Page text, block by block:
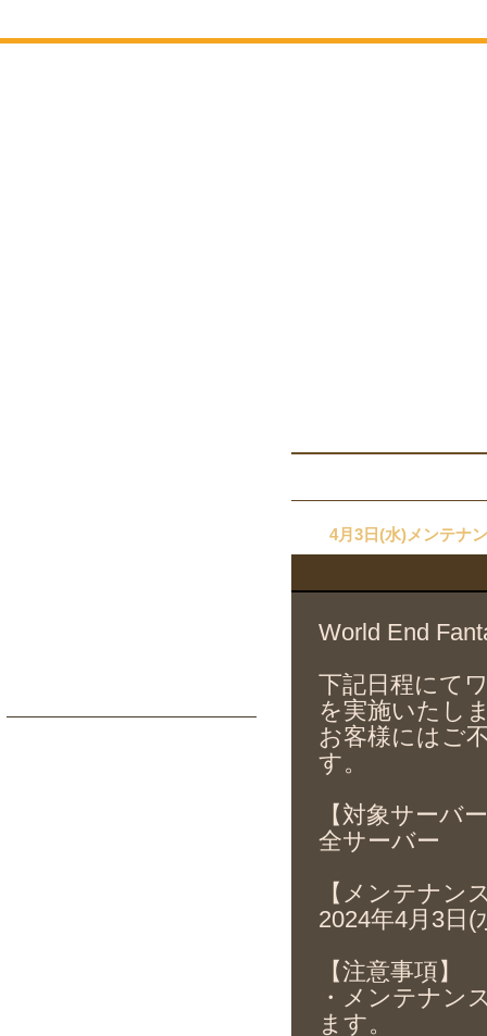
4月3日(水)メンテナ
World End
下記日程にて
を実施いたし
お客様にはご
す。
【対象サーバ
全サーバー
【メンテナン
2024年4月3日(
【注意事項】
・メンテナン
ます。